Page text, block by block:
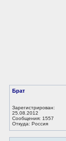
Брат
Зарегистрирован:
25.08.2012
Сообщения: 1557
Откуда: Россия